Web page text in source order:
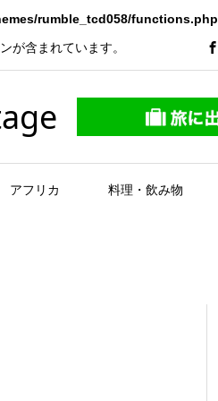
rumble_tcd058/functions.php
が含まれています。
アフリカ 料理・飲み物